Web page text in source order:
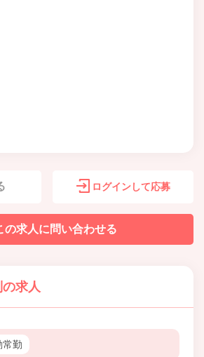
ログインして応募
の求人に問い合わせる
求人
常勤